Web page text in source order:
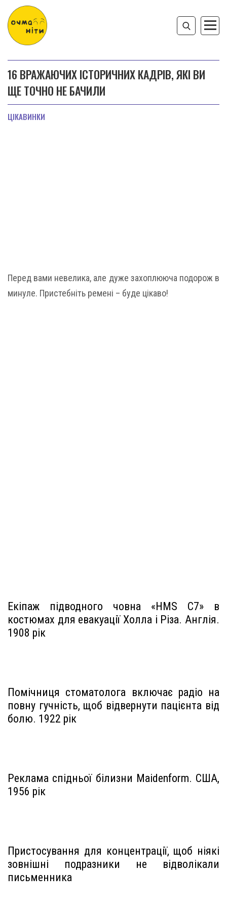
16 ВРАЖАЮЧИХ ІСТОРИЧНИХ КАДРІВ, ЯКІ ВИ
ЩЕ ТОЧНО НЕ БАЧИЛИ
ЦІКАВИНКИ
Перед вами невелика, але дуже захоплююча подорож в
минуле. Пристебніть ремені – буде цікаво!
Екіпаж підводного човна «HMS C7» в
костюмах для евакуації Холла і Різа. Англія.
1908 рік
Помічниця стоматолога включає радіо на
повну гучність, щоб відвернути пацієнта від
болю. 1922 рік
Реклама спідньої білизни Maidenform. США,
1956 рік
Пристосування для концентрації, щоб ніякі
зовнішні подразники не відволікали
письменника